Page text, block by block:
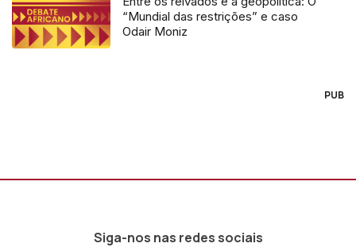
“Mundial das restrições” e caso
Odair Moniz
PUB
Siga-nos nas redes sociais